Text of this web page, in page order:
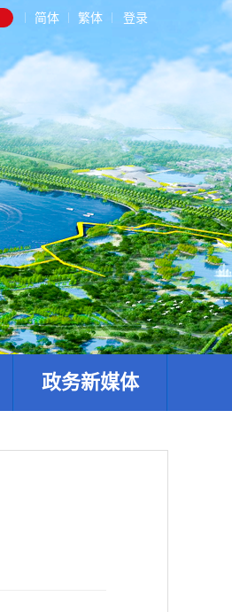
简体 繁体 登录
政务新媒体